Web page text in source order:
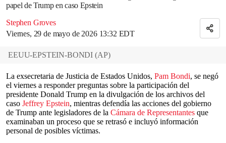
papel de Trump en caso Epstein
Stephen Groves
Viernes, 29 de mayo de 2026 13:32 EDT
EEUU-EPSTEIN-BONDI (AP)
La exsecretaria de Justicia de Estados Unidos, Pam Bondi, se negó
el viernes a responder preguntas sobre la participación del
presidente Donald Trump en la divulgación de los archivos del
caso Jeffrey Epstein, mientras defendía las acciones del gobierno
de Trump ante legisladores de la Cámara de Representantes que
examinaban un proceso que se retrasó e incluyó información
personal de posibles víctimas.